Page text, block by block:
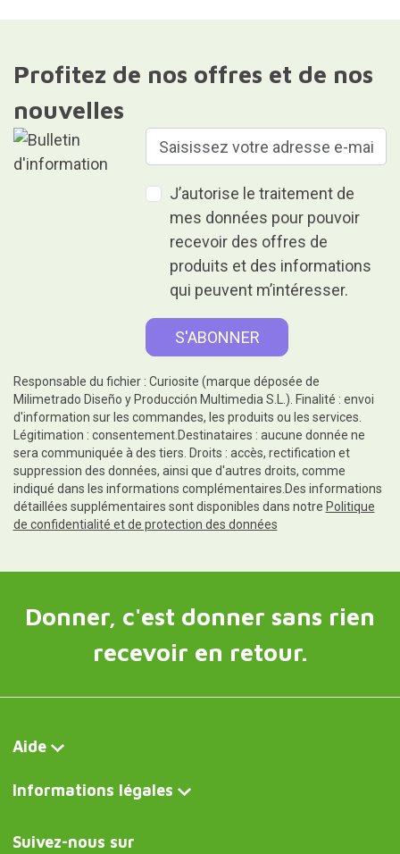
Profitez de nos offres et de nos
nouvelles
J’autorise le traitement de
mes données pour pouvoir
recevoir des offres de
produits et des informations
qui peuvent m’intéresser.
Responsable du fichier : Curiosite (marque déposée de
Milimetrado Diseño y Producción Multimedia S.L.). Finalité : envoi
d'information sur les commandes, les produits ou les services.
Légitimation : consentement.Destinataires : aucune donnée ne
sera communiquée à des tiers. Droits : accès, rectification et
suppression des données, ainsi que d'autres droits, comme
indiqué dans les informations complémentaires.Des informations
détaillées supplémentaires sont disponibles dans notre Politique
de confidentialité et de protection des données
Donner, c'est donner sans rien
recevoir en retour.
Aide
Informations légales
Suivez-nous sur